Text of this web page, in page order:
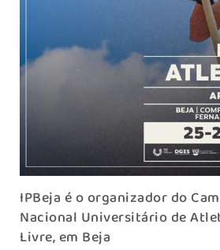
IPBeja é o organizador do
Nacional Universitário de
Livre, em Beja